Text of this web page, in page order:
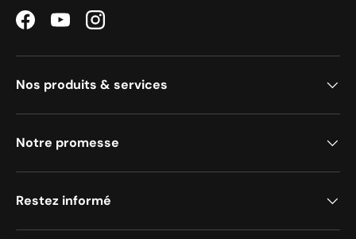
FacebookYouTubeInstagram
Nos produits & services
Notre promesse
Restez informé